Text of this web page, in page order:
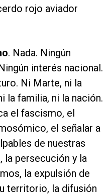
rojo aviador
. Nada. Ningún
interés nacional.
Ni Marte, ni la
la familia, ni la nación.
el fascismo, el
el señalar a
de nuestras
la persecución y la
la expulsión de
territorio, la difusión